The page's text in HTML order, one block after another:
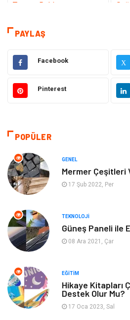
Tanıtıcı Reklam
Eğitim
Makine
Gıda
Gündem
Otomotiv
Yapı İnşaat
Tatil
Organizasyon
Spor
PAYLAŞ
Facebook X
Pinterest
POPÜLER
GENEL
Mermer Çeşitleri
17 Şub 2022, Per
TEKNOLOJI
Güneş Paneli ile
08 Ara 2021, Çar
EĞITIM
Hikaye Kitapları
Destek Olur Mu?
17 Oca 2023, Sal